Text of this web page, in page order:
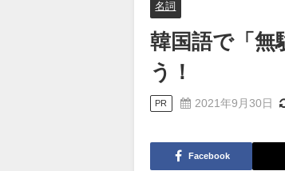
名詞
韓国語で「無
う！
PR 2021年9月30日
Facebook